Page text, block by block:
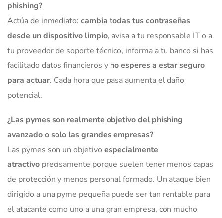
phishing?
Actúa de inmediato: cambia todas tus contraseñas
desde un dispositivo limpio, avisa a tu responsable IT o a
tu proveedor de soporte técnico, informa a tu banco si has
facilitado datos financieros y no esperes a estar seguro
para actuar. Cada hora que pasa aumenta el daño
potencial.
¿Las pymes son realmente objetivo del phishing
avanzado o solo las grandes empresas?
Las pymes son un objetivo especialmente
atractivo precisamente porque suelen tener menos capas
de protección y menos personal formado. Un ataque bien
dirigido a una pyme pequeña puede ser tan rentable para
el atacante como uno a una gran empresa, con mucho